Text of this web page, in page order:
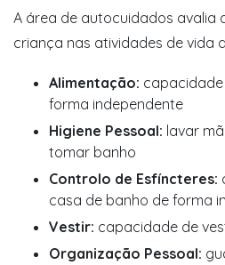
A área de autocuidados avalia
criança nas atividades de vida
Alimentação:
forma independente
Higiene Pessoal: lavar
tomar banho
Controlo de Esfíncteres:
casa de banho de forma
Vestir: capacidade de
Organização Pessoal: